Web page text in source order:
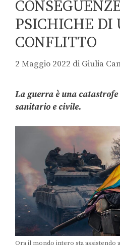
PSICHICHE DI
CONFLITTO
2 Maggio 2022 di Giulia
La guerra è una
sanitario e civile.
Ora il mondo intero sta